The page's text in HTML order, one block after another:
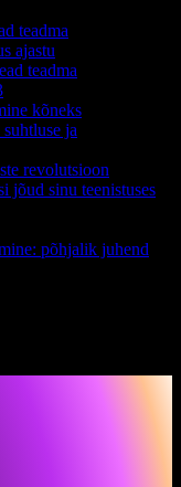
teadma
ajastu
teadma
kõneks
ja
revolutsioon
jõud sinu teenistuses
põhjalik juhend